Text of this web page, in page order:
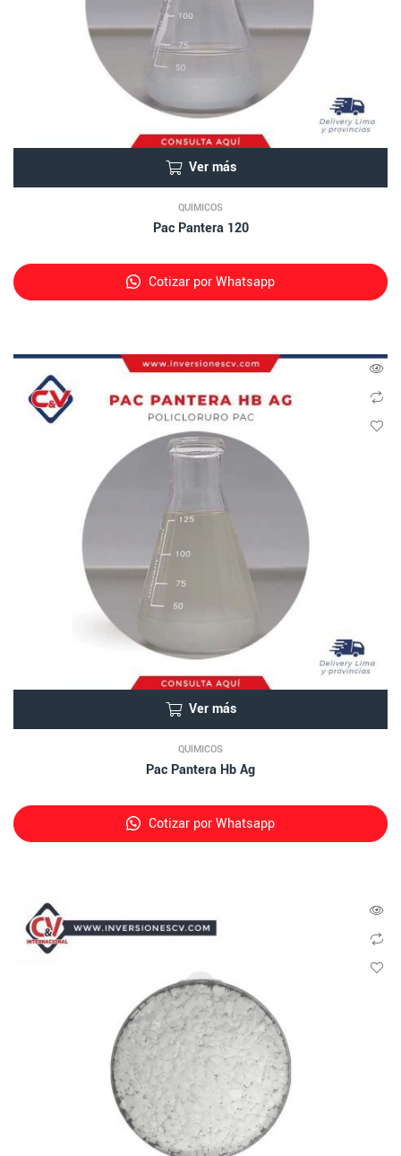
Ver más
QUÍMICOS
Pac Pantera 120
Cotizar por Whatsapp
Ver más
QUÍMICOS
Pac Pantera Hb Ag
Cotizar por Whatsapp